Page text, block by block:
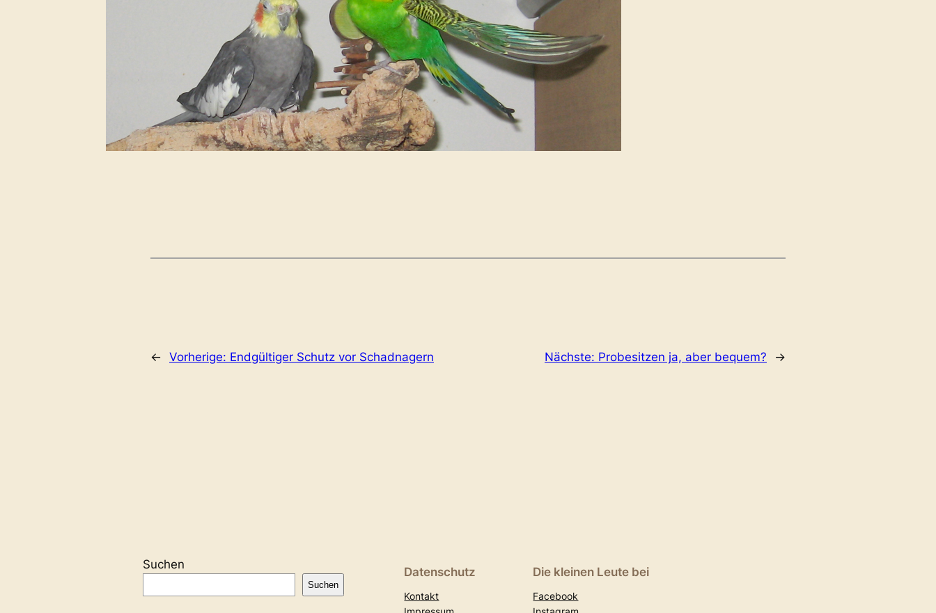
← Vorherige: Endgültiger Schutz vor Schadnagern Nächste: Probesitzen ja, aber bequem? →
Suchen
Suchen
Datenschutz
Kontakt
Die kleinen Leute bei
Facebook